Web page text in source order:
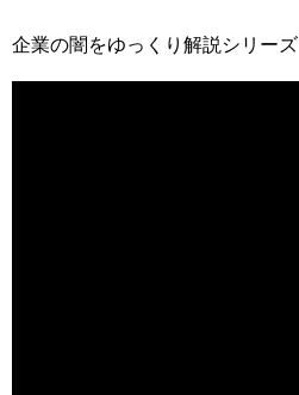
企業の闇をゆっくり解説シリーズ